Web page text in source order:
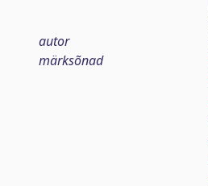
autor
märksõnad